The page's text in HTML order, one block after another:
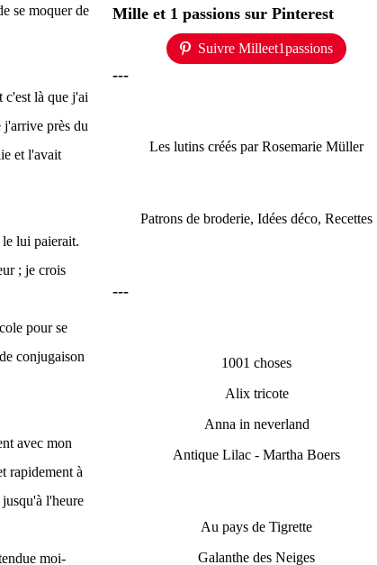
se moquer de
c'est là que j'ai
j'arrive près du
et l'avait
lui paierait.
; je crois
pour se
conjugaison
avec mon
rapidement à
l'heure
moi-
Mille et 1 passions sur Pinterest
Suivre Milleet1passions
---
Les lutins créés par Rosemarie Müller
Patrons de broderie, Idées déco, Recettes
---
1001 choses
Alix tricote
Anna in neverland
Antique Lilac - Martha Boers
Au pays de Tigrette
Galanthe des Neiges